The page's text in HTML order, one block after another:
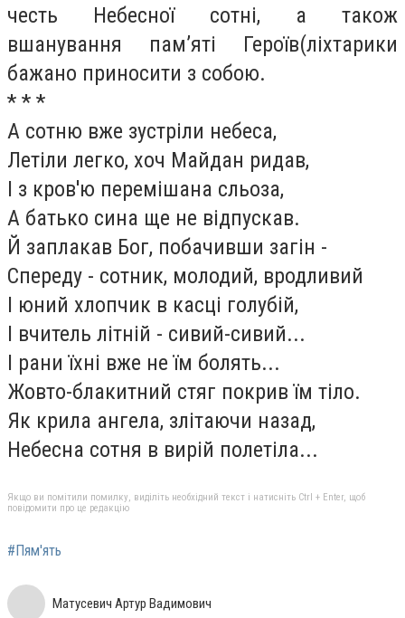
честь Небесної сотні, а також
вшанування пам’яті Героїв(ліхтарики
бажано приносити з собою.
* * *
А сотню вже зустріли небеса,
Летіли легко, хоч Майдан ридав,
І з кров'ю перемішана сльоза,
А батько сина ще не відпускав.
Й заплакав Бог, побачивши загін -
Спереду - сотник, молодий, вродливий
І юний хлопчик в касці голубій,
І вчитель літній - сивий-сивий...
І рани їхні вже не їм болять...
Жовто-блакитний стяг покрив їм тіло.
Як крила ангела, злітаючи назад,
Небесна сотня в вирій полетіла...
Якщо ви помітили помилку, виділіть необхідний текст і натисніть Ctrl + Enter, щоб
повідомити про це редакцію
#Пям'ять
Матусевич Артур Вадимович